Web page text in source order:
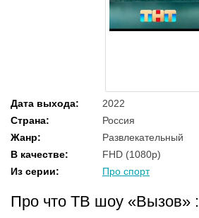
Дата выхода:
2022
Страна:
Россия
Жанр:
Развлекательный
В качестве:
FHD (1080p)
Из серии: Про спорт
Про что ТВ шоу «Вызов» :